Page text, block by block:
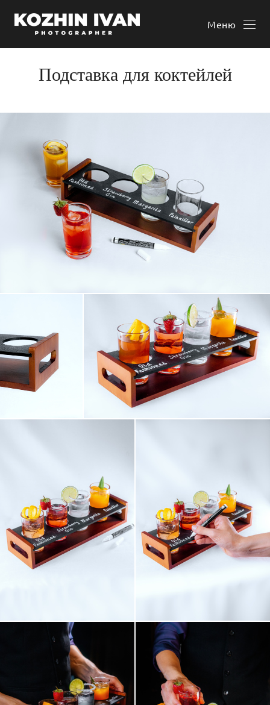
Меню
Подставка для коктейлей